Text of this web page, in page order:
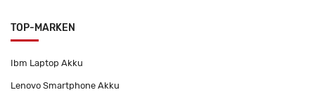
TOP-MARKEN
Ibm Laptop Akku
Lenovo Smartphone Akku